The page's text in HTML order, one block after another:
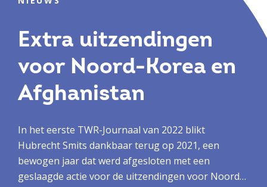
Extra uitzendingen
voor Noord-Korea en
Afghanistan
In het eerste TWR-Journaal van 2022 blikt
Hubrecht Smits dankbaar terug op 2021, een
bewogen jaar dat werd afgesloten met een
geslaagde actie voor de uitzendingen voor Noord-